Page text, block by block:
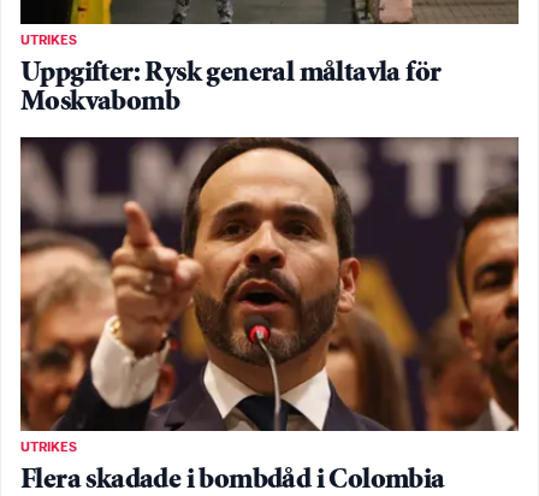
UTRIKES
Uppgifter: Rysk general måltavla för
Moskvabomb
UTRIKES
Flera skadade i bombdåd i Colombia